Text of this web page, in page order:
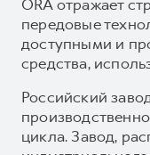
ORA отражает
передовые
доступными и
средства,
Российский
цикла. Завод,